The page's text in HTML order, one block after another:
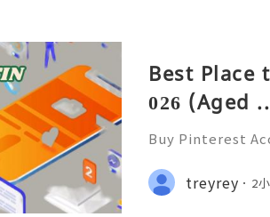
Best Place
026 (Aged
Buy Pinterest
💫🌐✨💎Fast &
💎WhatsApp :+1
treyrey 2